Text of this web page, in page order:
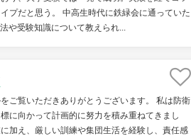
プだと思う。 中高生時代に鉄緑会に通っていた
や受験知識について教えられ...
ご覧いただきありがとうございます。 私は防衛
に向かって計画的に努力を積み重ねてきまし
加え、厳しい訓練や集団生活を経験し、責任感